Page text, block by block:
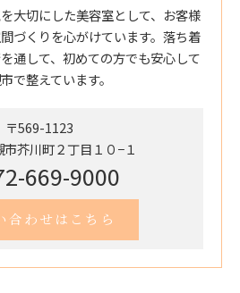
大切にした美容室として、お客様
づくりを心がけています。落ち着
通して、初めての方でも安心して
で整えています。
〒569-1123
芥川町２丁目１０−１
669-9000
合わせはこちら